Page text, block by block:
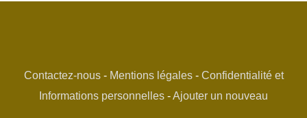
Contactez-nous- Mentions légales- Confidentialité et
Informations personnelles -Ajouter un nouveau